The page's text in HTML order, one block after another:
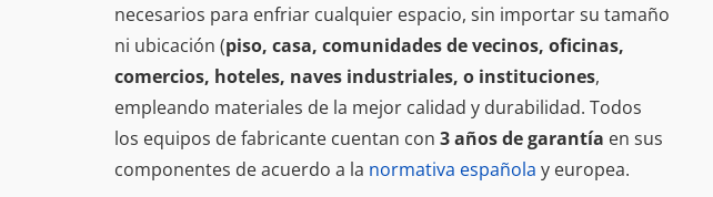
necesarios para enfriar cualquier espacio, sin importar su tamaño
ni ubicación (piso, casa, comunidades de vecinos, oficinas,
comercios, hoteles, naves industriales, o instituciones,
empleando materiales de la mejor calidad y durabilidad. Todos
los equipos de fabricante cuentan con 3 años de garantía en sus
componentes de acuerdo a la normativa española y europea.